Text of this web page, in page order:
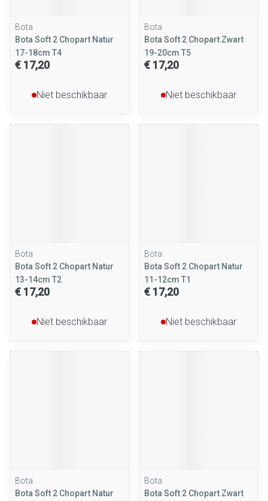
Bota
Bota Soft 2 Chopart Natur
17-18cm T4
€ 17,20
Niet beschikbaar
Bota
Bota Soft 2 Chopart Zwart
19-20cm T5
€ 17,20
Niet beschikbaar
Bota
Bota Soft 2 Chopart Natur
13-14cm T2
€ 17,20
Niet beschikbaar
Bota
Bota Soft 2 Chopart Natur
11-12cm T1
€ 17,20
Niet beschikbaar
Bota
Bota Soft 2 Chopart Natur
Bota
Bota Soft 2 Chopart Zwart